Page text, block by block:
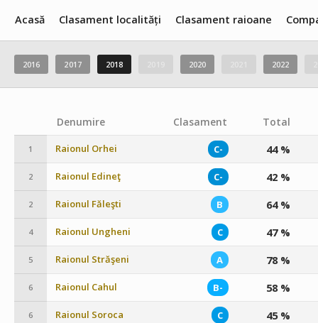
Acasă Clasament localități Clasament raioane
2016 2017 2018 2020 2022
Denumire Clasament Total
1 Raionul Orhei C- 44 %
2 Raionul Edineţ C- 42 %
2 Raionul Făleşti B 64 %
4 Raionul Ungheni C 47 %
5 Raionul Străşeni A 78 %
6 Raionul Cahul B- 58 %
6 Raionul Soroca C 45 %